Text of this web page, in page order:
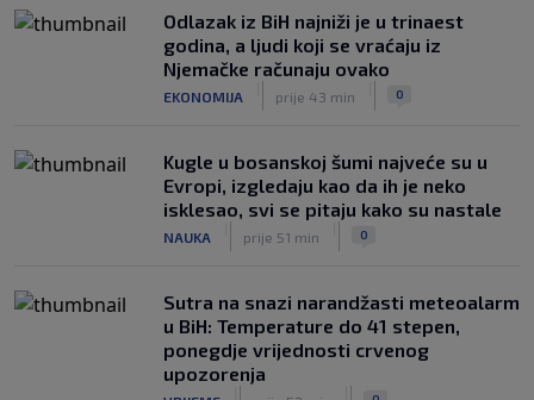
Odlazak iz BiH najniži je u trinaest
godina, a ljudi koji se vraćaju iz
Njemačke računaju ovako
EKONOMIJA prije 43 min 0
Kugle u bosanskoj šumi najveće su u
Evropi, izgledaju kao da ih je neko
isklesao, svi se pitaju kako su nastale
NAUKA prije 51 min 0
Sutra na snazi narandžasti meteoalarm
u BiH: Temperature do 41 stepen,
ponegdje vrijednosti crvenog
upozorenja